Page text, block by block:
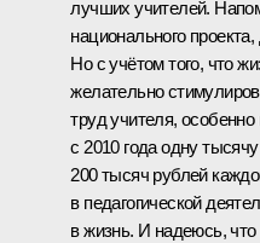
лучших учителей.
национального
Но с учётом того, что
желательно
труд учителя,
с 2010 года одну
200 тысяч рублей
в педагогической
в жизнь. И надеюсь, что